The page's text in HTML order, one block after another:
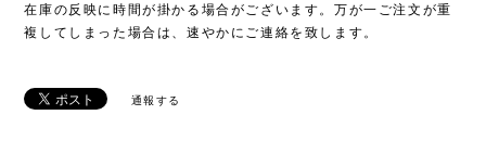
在庫の反映に時間が掛かる場合がございます。万が一ご注文が重
複してしまった場合は、速やかにご連絡を致します。
通報する